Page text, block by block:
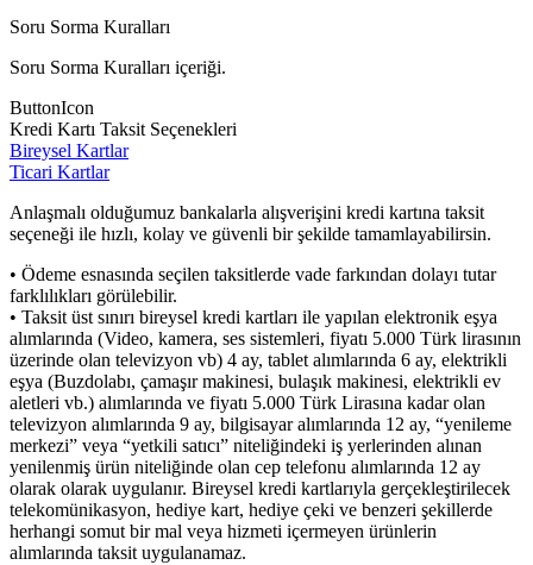
Soru Sorma Kuralları
Soru Sorma Kuralları içeriği.
ButtonIcon
Kredi Kartı Taksit Seçenekleri
Bireysel Kartlar
Ticari Kartlar
Anlaşmalı olduğumuz bankalarla alışverişini kredi kartına taksit
seçeneği ile hızlı, kolay ve güvenli bir şekilde tamamlayabilirsin.
• Ödeme esnasında seçilen taksitlerde vade farkından dolayı tutar
farklılıkları görülebilir.
• Taksit üst sınırı bireysel kredi kartları ile yapılan elektronik eşya
alımlarında (Video, kamera, ses sistemleri, fiyatı 5.000 Türk lirasının
üzerinde olan televizyon vb) 4 ay, tablet alımlarında 6 ay, elektrikli
eşya (Buzdolabı, çamaşır makinesi, bulaşık makinesi, elektrikli ev
aletleri vb.) alımlarında ve fiyatı 5.000 Türk Lirasına kadar olan
televizyon alımlarında 9 ay, bilgisayar alımlarında 12 ay, “yenileme
merkezi” veya “yetkili satıcı” niteliğindeki iş yerlerinden alınan
yenilenmiş ürün niteliğinde olan cep telefonu alımlarında 12 ay
olarak olarak uygulanır. Bireysel kredi kartlarıyla gerçekleştirilecek
telekomünikasyon, hediye kart, hediye çeki ve benzeri şekillerde
herhangi somut bir mal veya hizmeti içermeyen ürünlerin
alımlarında taksit uygulanamaz.